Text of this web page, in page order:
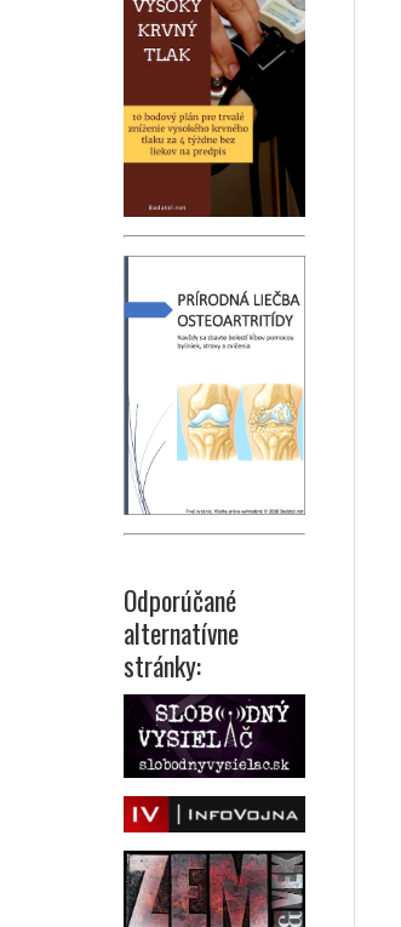
Odporúčané
alternatívne
stránky: